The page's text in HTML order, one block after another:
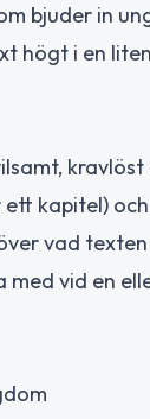
bjuder in
högt i en
kapitel)
vad
med vid en